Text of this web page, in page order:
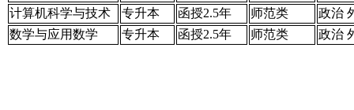
计算机科学与技术
专升本 函授2.5年 师范类
政治
数学与应用数学
专升本 函授2.5年 师范类 政治